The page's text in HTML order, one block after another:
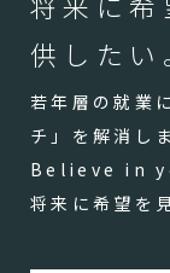
供したい
若年層の就業
チ」を解消し
Believe in
将来に希望を